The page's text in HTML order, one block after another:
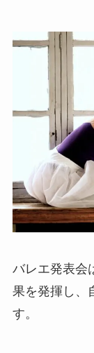
バレエ発表会
果を発揮し、
す。